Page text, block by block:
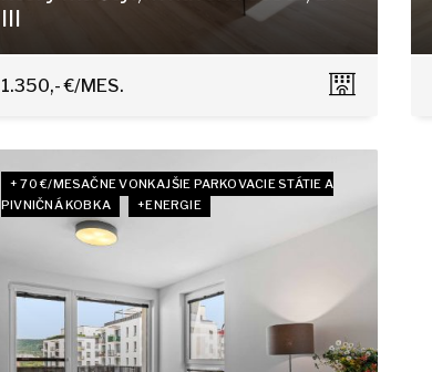
III
Trnavská cesta 27, Bratislava - Nové Mesto
1.350,- €/MES.
+ 70 €/MESAČNE VONKAJŠIE PARKOVACIE STÁTIE A
PIVNIČNÁ KOBKA
+ENERGIE